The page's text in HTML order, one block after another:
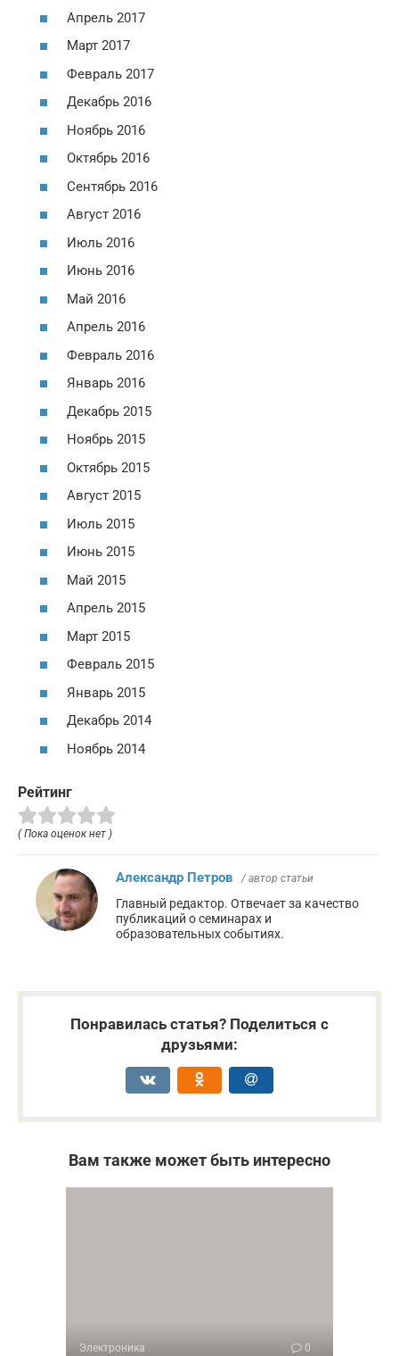
Апрель 2017
Март 2017
Февраль 2017
Декабрь 2016
Ноябрь 2016
Октябрь 2016
Сентябрь 2016
Август 2016
Июль 2016
Июнь 2016
Май 2016
Апрель 2016
Февраль 2016
Январь 2016
Декабрь 2015
Ноябрь 2015
Октябрь 2015
Август 2015
Июль 2015
Июнь 2015
Май 2015
Апрель 2015
Март 2015
Февраль 2015
Январь 2015
Декабрь 2014
Ноябрь 2014
Рейтинг
( Пока оценок нет )
Александр Петров / автор статьи
Главный редактор. Отвечает за качество
публикаций о семинарах и
образовательных событиях.
Понравилась статья? Поделиться с
друзьями:
Вам также может быть интересно
Электроника 0